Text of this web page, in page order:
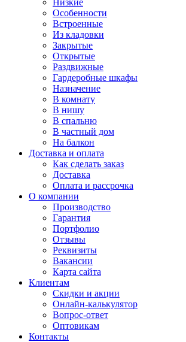
Низкие
Особенности
Встроенные
Из кладовки
Закрытые
Открытые
Раздвижные
Гардеробные шкафы
Назначение
В комнату
В нишу
В спальню
В частный дом
На балкон
Доставка и оплата
Как сделать заказ
Доставка
Оплата и рассрочка
О компании
Производство
Гарантия
Портфолио
Отзывы
Реквизиты
Вакансии
Карта сайта
Клиентам
Скидки и акции
Онлайн-калькулятор
Вопрос-ответ
Оптовикам
Контакты